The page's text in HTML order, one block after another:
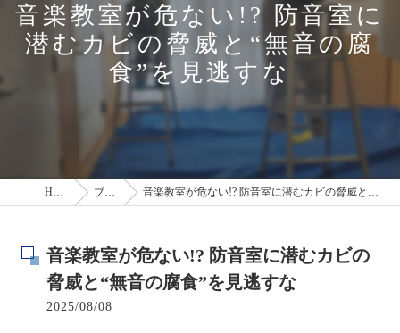
音楽教室が危ない!? 防音室に
潜むカビの脅威と“無音の腐
食”を見逃すな
HOME ブログ 音楽教室が危ない!? 防音室に潜むカビの脅威と“無音の腐食”を見逃すな
音楽教室が危ない!? 防音室に潜むカビの
脅威と“無音の腐食”を見逃すな
2025/08/08